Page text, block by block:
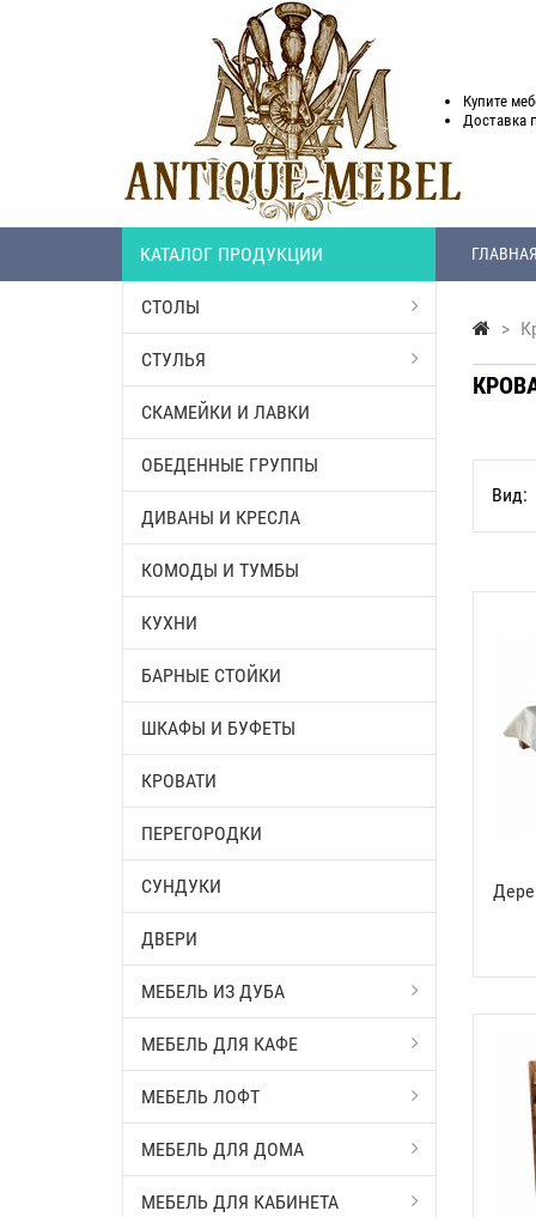
Купите
Доставка
КАТАЛОГ ПРОДУКЦИИ
СТОЛЫ
СТУЛЬЯ
СКАМЕЙКИ И ЛАВКИ
ОБЕДЕННЫЕ ГРУППЫ
ДИВАНЫ И КРЕСЛА
КОМОДЫ И ТУМБЫ
КУХНИ
БАРНЫЕ СТОЙКИ
ШКАФЫ И БУФЕТЫ
КРОВАТИ
ПЕРЕГОРОДКИ
СУНДУКИ
ДВЕРИ
МЕБЕЛЬ ИЗ ДУБА
МЕБЕЛЬ ДЛЯ КАФЕ
МЕБЕЛЬ ЛОФТ
МЕБЕЛЬ ДЛЯ ДОМА
МЕБЕЛЬ ДЛЯ КАБИНЕТА
>
Вид: